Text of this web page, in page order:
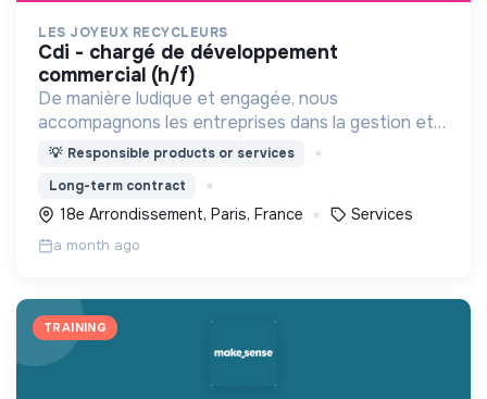
LES JOYEUX RECYCLEURS
cdi - chargé de développement
commercial (h/f)
De manière ludique et engagée, nous
accompagnons les entreprises dans la gestion et
la valorisation de leurs déchets recyclables, tout
💡 Responsible products or services
Long-term contract
18e Arrondissement, Paris, France Services
a month ago
TRAINING